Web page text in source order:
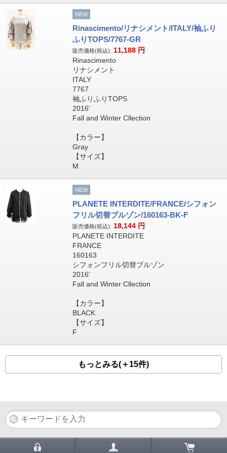
NEW
Rinascimento/リナシメント/ITALY/袖ふり
ふりTOPS/7767-GR
販売価格(税込): 11,188 円
Rinascimento
リナシメント
ITALY
7767
袖ふりふりTOPS
2016'
Fall and Winter Cllection
【カラー】
Gray
【サイズ】
M
NEW
PLANETE INTERDITE/FRANCE/シフォン
フリル切替ブルゾン/160163-BK-F
販売価格(税込): 18,144 円
PLANETE INTERDITE
FRANCE
160163
シフォンフリル切替ブルゾン
2016'
Fall and Winter Cllection
【カラー】
BLACK
【サイズ】
F
もっとみる(＋15件)